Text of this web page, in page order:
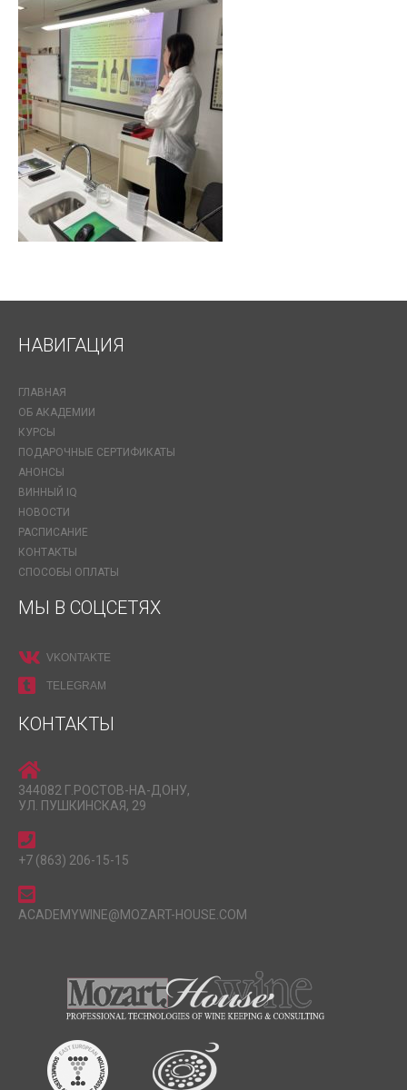
НАВИГАЦИЯ
ГЛАВНАЯ
ОБ АКАДЕМИИ
КУРСЫ
ПОДАРОЧНЫЕ СЕРТИФИКАТЫ
АНОНСЫ
ВИННЫЙ IQ
НОВОСТИ
РАСПИСАНИЕ
КОНТАКТЫ
СПОСОБЫ ОПЛАТЫ
МЫ В СОЦСЕТЯХ
VKONTAKTE
TELEGRAM
КОНТАКТЫ
344082 Г.РОСТОВ-НА-ДОНУ,
УЛ. ПУШКИНСКАЯ, 29
+7 (863) 206-15-15
ACADEMYWINE@MOZART-HOUSE.COM